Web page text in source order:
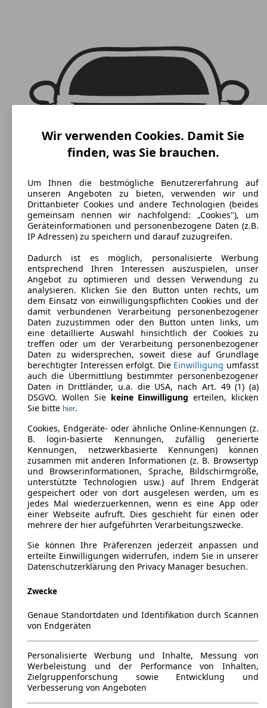
Alfa Romeo 159 Sport Wagon 2006 - 2011)
Maße (L/B/H):
ab 4661 x 1829 x 1417 mm
Leistung:
147 KW (200 PS)
Türen:
5
Sitze:
5
Kofferraum:
445 - 1235 Liter
Anhängelast:
Alfa Romeo 159 (2005 - 2011)
Wir verwenden Cookies. Damit Sie
finden, was Sie brauchen.
Um Ihnen die bestmögliche Benutzererfahrung auf
unseren Angeboten zu bieten, verwenden wir und
Drittanbieter Cookies und andere Technologien (beides
gemeinsam nennen wir nachfolgend: „Cookies"), um
Geräteinformationen und personenbezogene Daten (z.B.
IP Adressen) zu speichern und darauf zuzugreifen.
Dadurch ist es möglich, personalisierte Werbung
entsprechend Ihren Interessen auszuspielen, unser
Angebot zu optimieren und dessen Verwendung zu
analysieren. Klicken Sie den Button unten rechts, um
dem Einsatz von einwilligungspflichten Cookies und der
damit verbundenen Verarbeitung personenbezogener
Daten zuzustimmen oder den Button unten links, um
eine detaillierte Auswahl hinsichtlich der Cookies zu
treffen oder um der Verarbeitung personenbezogener
Daten zu widersprechen, soweit diese auf Grundlage
berechtigter Interessen erfolgt. Die Einwilligung umfasst
auch die Übermittlung bestimmter personenbezogener
Daten in Drittländer, u.a. die USA, nach Art. 49 (1) (a)
DSGVO. Wollen Sie keine Einwilligung erteilen, klicken
Sie bitte hier.
Cookies, Endgeräte- oder ähnliche Online-Kennungen (z.
B. login-basierte Kennungen, zufällig generierte
Kennungen, netzwerkbasierte Kennungen) können
zusammen mit anderen Informationen (z. B. Browsertyp
und Browserinformationen, Sprache, Bildschirmgröße,
unterstützte Technologien usw.) auf Ihrem Endgerät
gespeichert oder von dort ausgelesen werden, um es
jedes Mal wiederzuerkennen, wenn es eine App oder
einer Webseite aufruft. Dies geschieht für einen oder
mehrere der hier aufgeführten Verarbeitungszwecke.
Sie können Ihre Präferenzen jederzeit anpassen und
erteilte Einwilligungen widerrufen, indem Sie in unserer
Datenschutzerklärung den Privacy Manager besuchen.
Zwecke
Genaue Standortdaten und Identifikation durch Scannen
von Endgeräten
Personalisierte Werbung und Inhalte, Messung von
Werbeleistung und der Performance von Inhalten,
Zielgruppenforschung sowie Entwicklung und
Verbesserung von Angeboten